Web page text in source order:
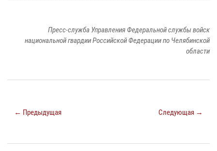
Пресс-служба Управления Федеральной службы войск
национальной гвардии Российской Федерации по Челябинской
области
← Предыдущая Следующая →